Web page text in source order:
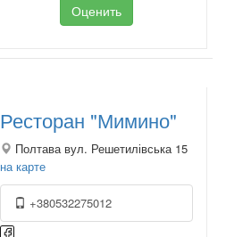
Оценить
Ресторан "Мимино"
Полтава вул. Решетилівська 15
на карте
+380532275012